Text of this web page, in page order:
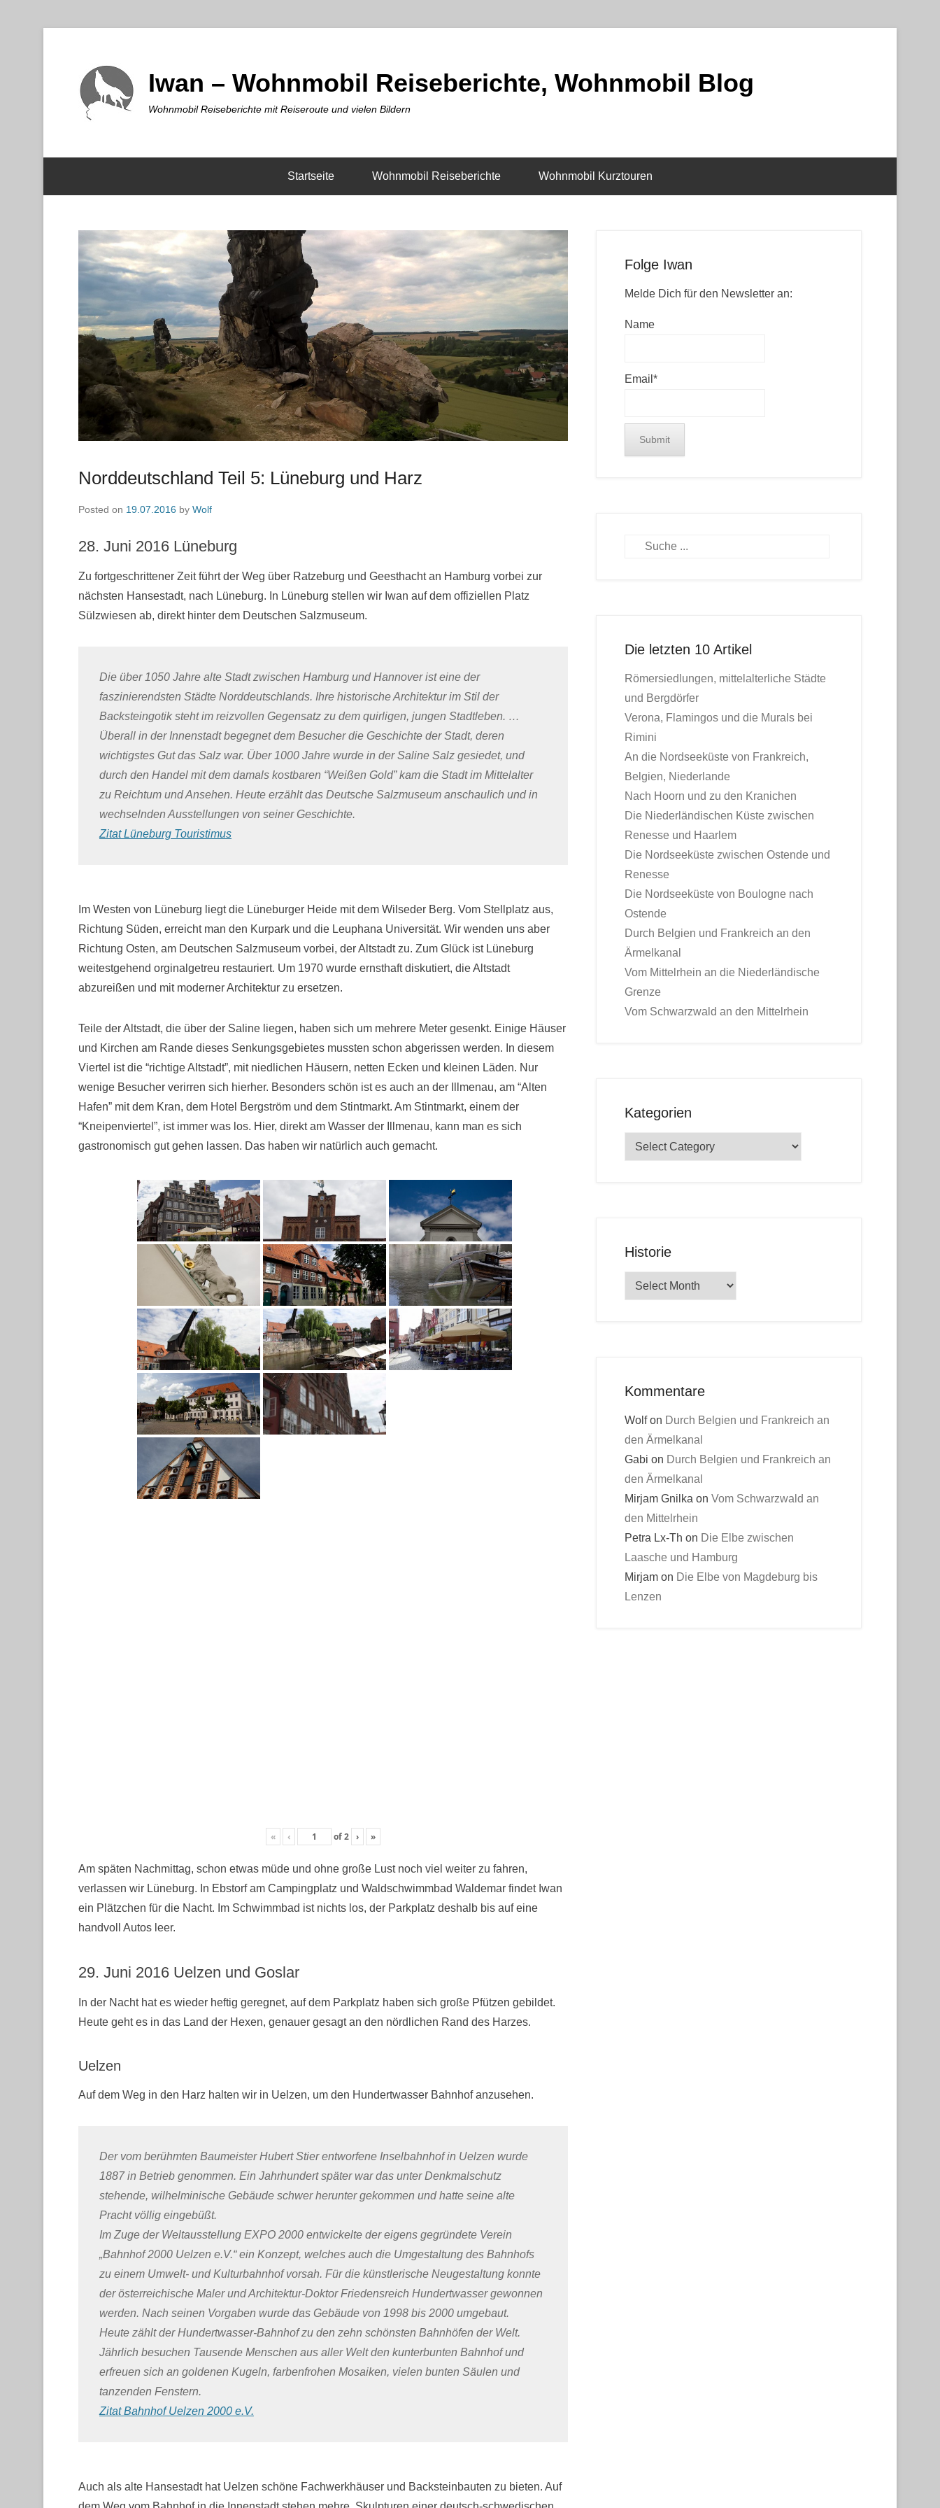
Iwan – Wohnmobil Reiseberichte, Wohnmobil Blog
Wohnmobil Reiseberichte mit Reiseroute und vielen Bildern
Startseite Wohnmobil Reiseberichte Wohnmobil Kurztouren
Norddeutschland Teil 5: Lüneburg und Harz
Posted on 19.07.2016 by Wolf
28. Juni 2016 Lüneburg
Zu fortgeschrittener Zeit führt der Weg über Ratzeburg und Geesthacht an Hamburg vorbei zur
nächsten Hansestadt, nach Lüneburg. In Lüneburg stellen wir Iwan auf dem offiziellen Platz
Sülzwiesen ab, direkt hinter dem Deutschen Salzmuseum.
Die über 1050 Jahre alte Stadt zwischen Hamburg und Hannover ist eine der
faszinierendsten Städte Norddeutschlands. Ihre historische Architektur im Stil der
Backsteingotik steht im reizvollen Gegensatz zu dem quirligen, jungen Stadtleben. …
Überall in der Innenstadt begegnet dem Besucher die Geschichte der Stadt, deren
wichtigstes Gut das Salz war. Über 1000 Jahre wurde in der Saline Salz gesiedet, und
durch den Handel mit dem damals kostbaren “Weißen Gold” kam die Stadt im Mittelalter
zu Reichtum und Ansehen. Heute erzählt das Deutsche Salzmuseum anschaulich und in
wechselnden Ausstellungen von seiner Geschichte.
Zitat Lüneburg Touristimus
Im Westen von Lüneburg liegt die Lüneburger Heide mit dem Wilseder Berg. Vom Stellplatz aus,
Richtung Süden, erreicht man den Kurpark und die Leuphana Universität. Wir wenden uns aber
Richtung Osten, am Deutschen Salzmuseum vorbei, der Altstadt zu. Zum Glück ist Lüneburg
weitestgehend orginalgetreu restauriert. Um 1970 wurde ernsthaft diskutiert, die Altstadt
abzureißen und mit moderner Architektur zu ersetzen.
Teile der Altstadt, die über der Saline liegen, haben sich um mehrere Meter gesenkt. Einige Häuser
und Kirchen am Rande dieses Senkungsgebietes mussten schon abgerissen werden. In diesem
Viertel ist die “richtige Altstadt”, mit niedlichen Häusern, netten Ecken und kleinen Läden. Nur
wenige Besucher verirren sich hierher. Besonders schön ist es auch an der Illmenau, am “Alten
Hafen” mit dem Kran, dem Hotel Bergström und dem Stintmarkt. Am Stintmarkt, einem der
“Kneipenviertel”, ist immer was los. Hier, direkt am Wasser der Illmenau, kann man es sich
gastronomisch gut gehen lassen. Das haben wir natürlich auch gemacht.
« ‹ of2 › »
Am späten Nachmittag, schon etwas müde und ohne große Lust noch viel weiter zu fahren,
verlassen wir Lüneburg. In Ebstorf am Campingplatz und Waldschwimmbad Waldemar findet Iwan
ein Plätzchen für die Nacht. Im Schwimmbad ist nichts los, der Parkplatz deshalb bis auf eine
handvoll Autos leer.
29. Juni 2016 Uelzen und Goslar
In der Nacht hat es wieder heftig geregnet, auf dem Parkplatz haben sich große Pfützen gebildet.
Heute geht es in das Land der Hexen, genauer gesagt an den nördlichen Rand des Harzes.
Uelzen
Auf dem Weg in den Harz halten wir in Uelzen, um den Hundertwasser Bahnhof anzusehen.
Der vom berühmten Baumeister Hubert Stier entworfene Inselbahnhof in Uelzen wurde
1887 in Betrieb genommen. Ein Jahrhundert später war das unter Denkmalschutz
stehende, wilhelminische Gebäude schwer herunter gekommen und hatte seine alte
Pracht völlig eingebüßt.
Im Zuge der Weltausstellung EXPO 2000 entwickelte der eigens gegründete Verein
„Bahnhof 2000 Uelzen e.V.“ ein Konzept, welches auch die Umgestaltung des Bahnhofs
zu einem Umwelt- und Kulturbahnhof vorsah. Für die künstlerische Neugestaltung konnte
der österreichische Maler und Architektur-Doktor Friedensreich Hundertwasser gewonnen
werden. Nach seinen Vorgaben wurde das Gebäude von 1998 bis 2000 umgebaut.
Heute zählt der Hundertwasser-Bahnhof zu den zehn schönsten Bahnhöfen der Welt.
Jährlich besuchen Tausende Menschen aus aller Welt den kunterbunten Bahnhof und
erfreuen sich an goldenen Kugeln, farbenfrohen Mosaiken, vielen bunten Säulen und
tanzenden Fenstern.
Zitat Bahnhof Uelzen 2000 e.V.
Auch als alte Hansestadt hat Uelzen schöne Fachwerkhäuser und Backsteinbauten zu bieten. Auf
Folge Iwan
Melde Dich für den Newsletter an:
Name
Email*
Search
Die letzten 10 Artikel
Römersiedlungen, mittelalterliche Städte
und Bergdörfer
Verona, Flamingos und die Murals bei
Rimini
An die Nordseeküste von Frankreich,
Belgien, Niederlande
Nach Hoorn und zu den Kranichen
Die Niederländischen Küste zwischen
Renesse und Haarlem
Die Nordseeküste zwischen Ostende und
Renesse
Die Nordseeküste von Boulogne nach
Ostende
Durch Belgien und Frankreich an den
Ärmelkanal
Vom Mittelrhein an die Niederländische
Grenze
Vom Schwarzwald an den Mittelrhein
Kategorien
Kategorien
Historie
Historie
Kommentare
Wolfon Durch Belgien und Frankreich an
den Ärmelkanal
Gabi on Durch Belgien und Frankreich an
den Ärmelkanal
Mirjam Gnilka on Vom Schwarzwald an
den Mittelrhein
Petra Lx-Th on Die Elbe zwischen
Laasche und Hamburg
Mirjam on Die Elbe von Magdeburg bis
Lenzen